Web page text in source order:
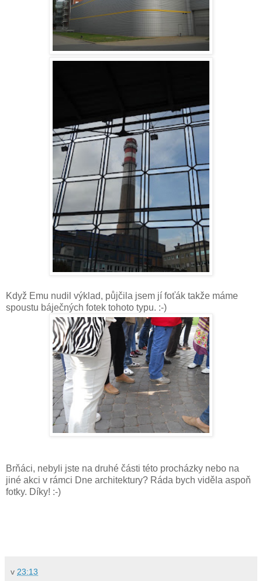
Když Emu nudil výklad, půjčila jsem jí foťák takže máme
spoustu báječných fotek tohoto typu. :-)
Brňáci, nebyli jste na druhé části této procházky nebo na
jiné akci v rámci Dne architektury? Ráda bych viděla aspoň
fotky. Díky! :-)
v 23:13